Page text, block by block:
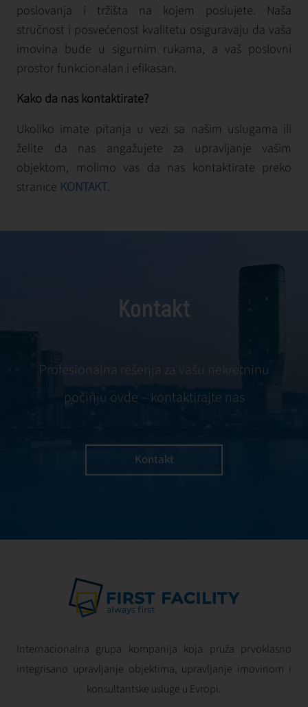
poslovanja i tržišta na kojem poslujete. Naša
stručnost i posvećenost kvalitetu osiguravaju da vaša
imovina bude u sigurnim rukama, a vaš poslovni
prostor funkcionalan i efikasan.
Kako da nas kontaktirate?
Ukoliko imate pitanja u vezi sa našim uslugama ili
želite da nas angažujete za upravljanje vašim
objektom, molimo vas da nas kontaktirate preko
stranice KONTAKT.
Kontakt
Profesionalna rešenja za vašu nekretninu
počinju ovde – kontaktirajte nas
Kontakt
Internacionalna grupa kompanija koja pruža prvoklasno
integrisano upravljanje objektima, upravljanje imovinom i
konsultantske usluge u Evropi.